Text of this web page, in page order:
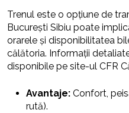
Trenul este o opțiune de
București Sibiu poate
orarele și disponibilitatea
călătoria. Informații
disponibile pe site-ul CFR
Avantaje: Confort,
rută).